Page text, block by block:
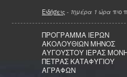
Ειδήσεις - 1ημέρα 1 ώρα πιο
ΠΡΟΓΡΑΜΜΑ ΙΕΡΩΝ
ΑΚΟΛΟΥΘΙΩΝ ΜΗΝΟΣ
ΑΥΓΟΥΣΤΟΥ ΙΕΡΑΣ
ΠΕΤΡΑΣ ΚΑΤΑΦΥΓΙΟΥ
ΑΓΡΑΦΩΝ